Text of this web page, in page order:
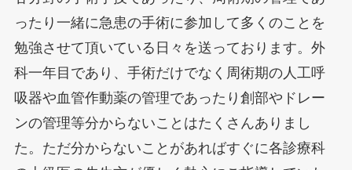
ったり一緒に急患の手術に参加して多くのことを
勉強させて頂いている日々を送っております。外
科一年目であり、手術だけでなく周術期の人工呼
吸器や血管作動薬の管理であったり創部やドレー
ンの管理等分からないことはたくさんありまし
た。ただ分からないことがあればすぐに各診療科